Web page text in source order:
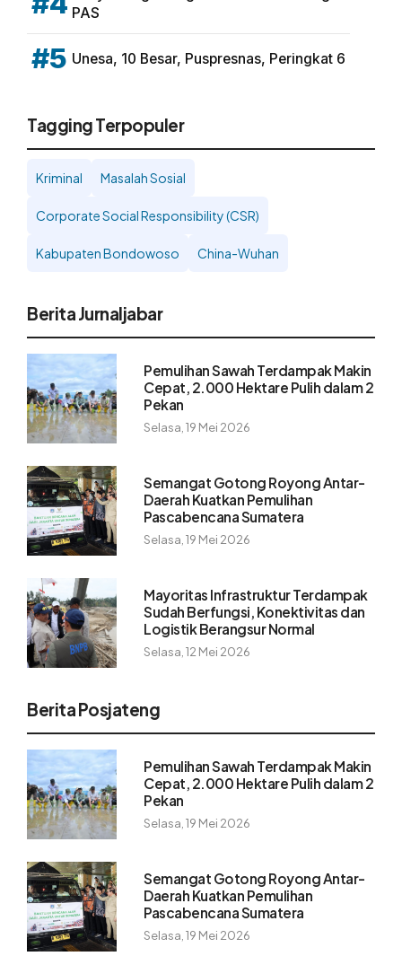
PAS
#5 Unesa, 10 Besar, Puspresnas, Peringkat 6
Tagging Terpopuler
Kriminal Masalah Sosial
Corporate Social Responsibility (CSR)
Kabupaten Bondowoso China-Wuhan
Berita Jurnaljabar
Pemulihan Sawah Terdampak Makin
Cepat, 2.000 Hektare Pulih dalam 2
Pekan
Selasa, 19 Mei 2026
Semangat Gotong Royong Antar-
Daerah Kuatkan Pemulihan
Pascabencana Sumatera
Selasa, 19 Mei 2026
Mayoritas Infrastruktur Terdampak
Sudah Berfungsi, Konektivitas dan
Logistik Berangsur Normal
Selasa, 12 Mei 2026
Berita Posjateng
Pemulihan Sawah Terdampak Makin
Cepat, 2.000 Hektare Pulih dalam 2
Pekan
Selasa, 19 Mei 2026
Semangat Gotong Royong Antar-
Daerah Kuatkan Pemulihan
Pascabencana Sumatera
Selasa, 19 Mei 2026